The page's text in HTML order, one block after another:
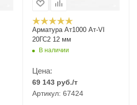
Арматура Ат1000 Ат-VI
20ГС2 12 мм
В наличии
Цена:
69 143 руб./т
Артикул: 67424